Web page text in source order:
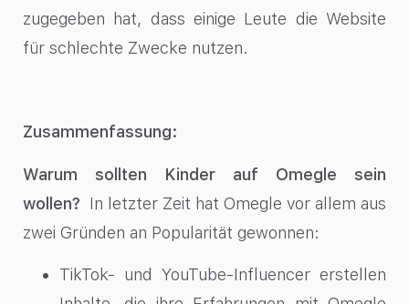
zugegeben hat, dass einige Leute die Website
für schlechte Zwecke nutzen.
Zusammenfassung:
Warum sollten Kinder auf Omegle sein
wollen? In letzter Zeit hat Omegle vor allem aus
zwei Gründen an Popularität gewonnen:
TikTok- und YouTube-Influencer erstellen